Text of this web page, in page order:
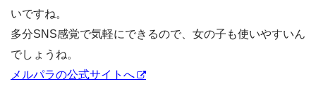
いですね。
多分SNS感覚で気軽にできるので、女の子も使いやすいん
でしょうね。
メルパラの公式サイトへ